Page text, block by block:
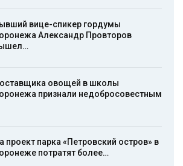
вице-спикер гордумы
Александр Провторов
овощей в школы
признали недобросовестным
проект парка «Петровский остров» в
потратят более…